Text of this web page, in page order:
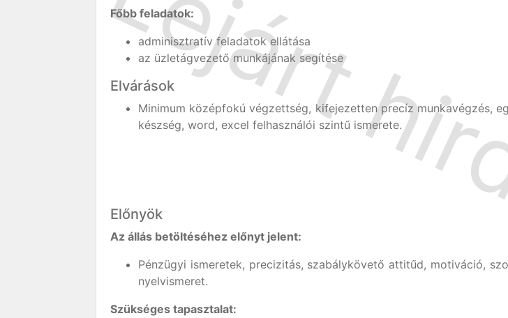
Főbb feladatok:
adminisztratív feladatok ellátása
az üzletágvezető munkájának segítése
Elvárások
Minimum középfokú végzettség, kifejezetten precíz munkavégzés,
készség, word, excel felhasználói szintű ismerete.
Előnyök
Az állás betöltéséhez előnyt jelent:
Pénzügyi ismeretek, precizitás, szabálykövető attitűd, motiváció,
nyelvismeret.
Szükséges tapasztalat: